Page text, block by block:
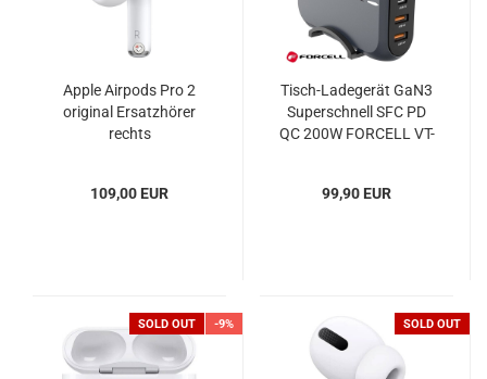
Apple Airpods Pro 2
original Ersatzhörer
rechts
109,00 EUR
Tisch-Ladegerät GaN3
Superschnell SFC PD
QC 200W FORCELL VT-
99,90 EUR
SOLD OUT -9% SOLD OUT